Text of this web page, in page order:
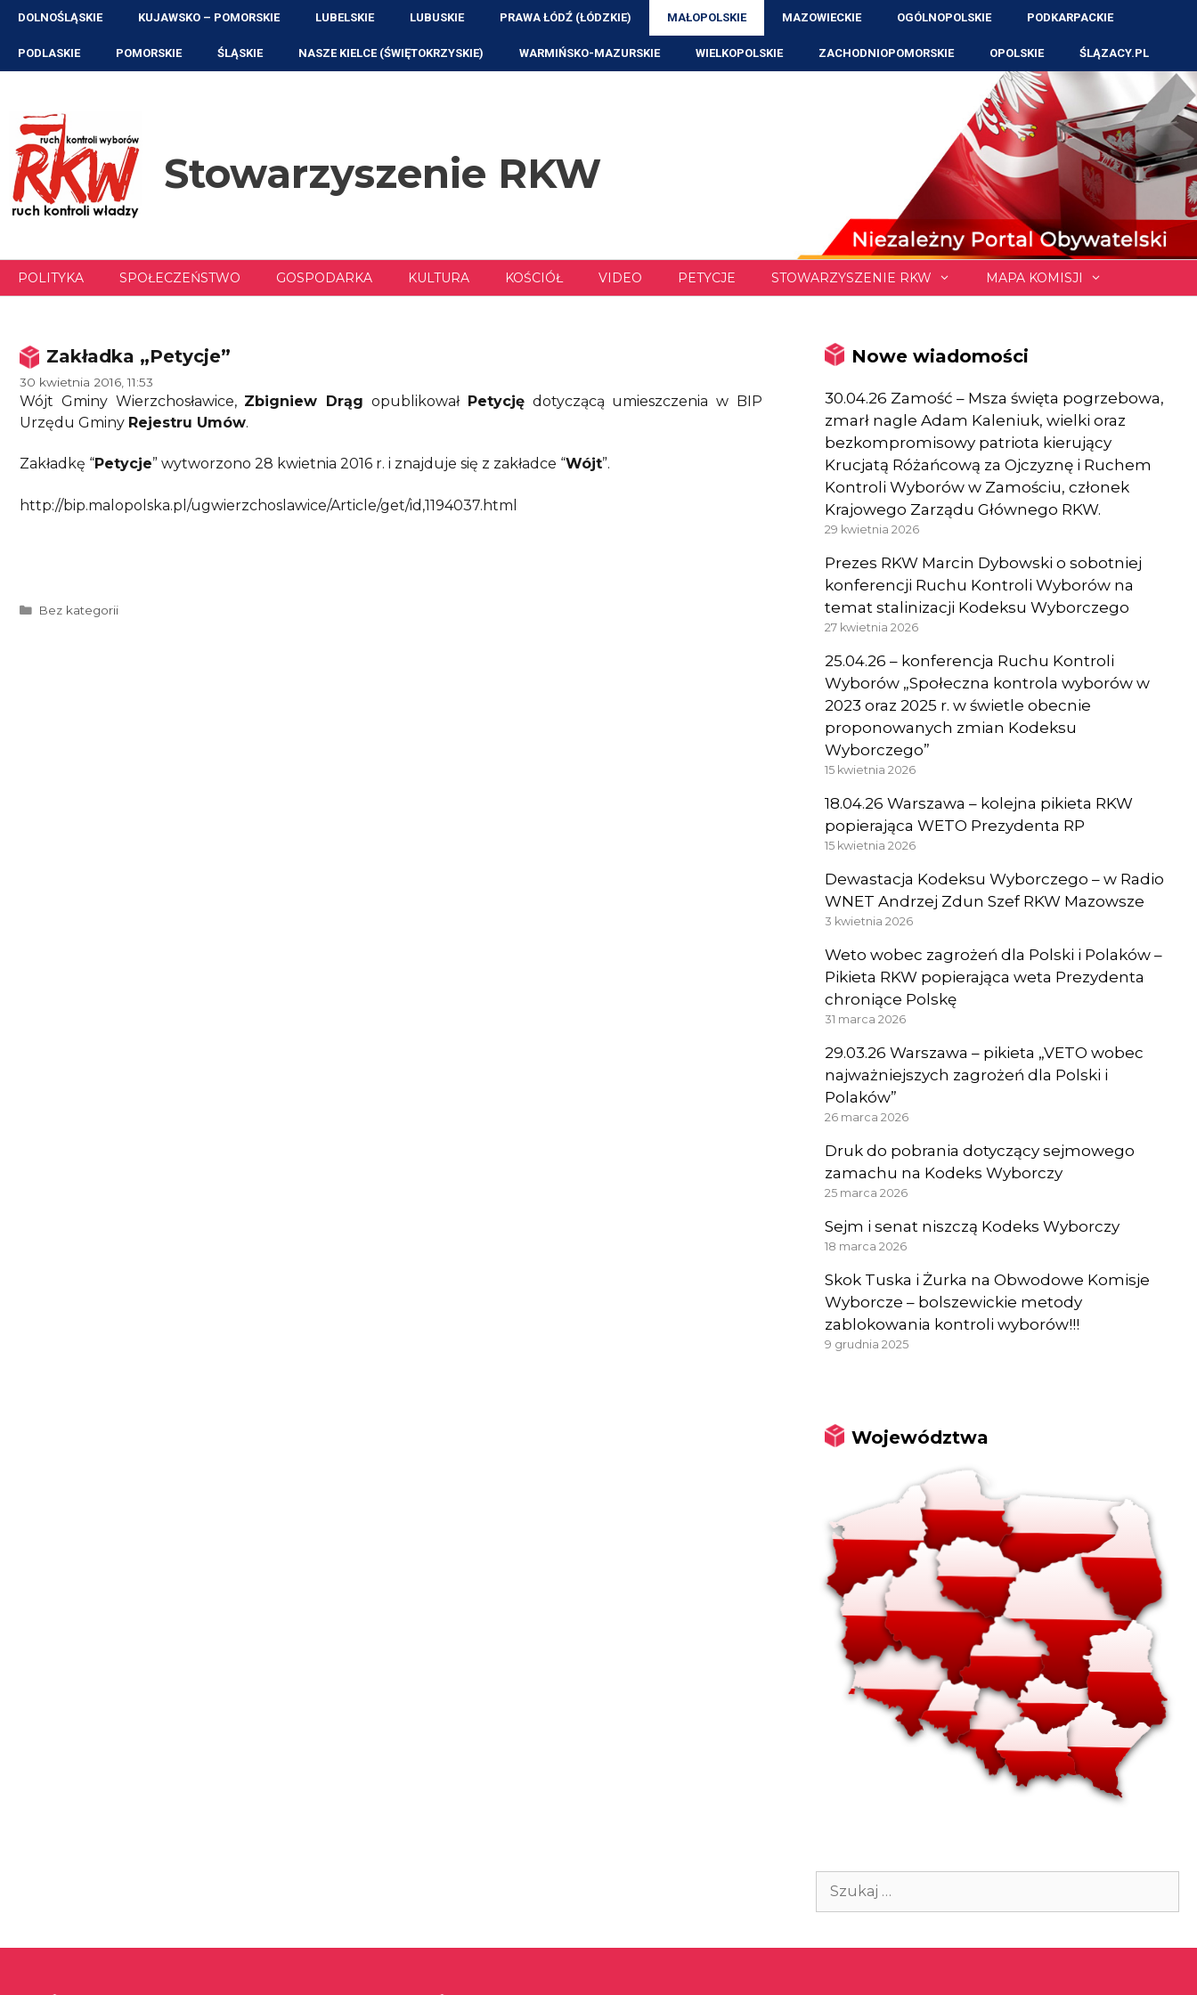
Przejdź
treści
DOLNOŚLĄSKIE KUJAWSKO – POMORSKIE LUBELSKIE LUBUSKIE PRAWA ŁÓDŹ (ŁÓDZKIE) MAŁOPOLSKIE MAZOWIECKIE OGÓLNOPOLSKIE PODKARPACKIE
PODLASKIE POMORSKIE ŚLĄSKIE NASZE KIELCE (ŚWIĘTOKRZYSKIE) WARMIŃSKO-MAZURSKIE WIELKOPOLSKIE ZACHODNIOPOMORSKIE OPOLSKIE ŚLĄZACY.PL
Stowarzyszenie RKW
POLITYKA SPOŁECZEŃSTWO GOSPODARKA KULTURA KOŚCIÓŁ VIDEO PETYCJE STOWARZYSZENIE RKW MAPA KOMISJI
Zakładka „Petycje”
30 kwietnia 2016, 11:53
Wójt Gminy Wierzchosławice, Zbigniew Drąg opublikował Petycjędotyczącą umieszczenia w BIP
Urzędu Gminy Rejestru Umów.
Zakładkę “Petycje” wytworzono 28 kwietnia 2016 r. i znajduje się z zakładce “Wójt”.
http://bip.malopolska.pl/ugwierzchoslawice/Article/get/id,1194037.html
Kategorie
Bez kategorii
Nowe wiadomości
30.04.26 Zamość – Msza święta pogrzebowa,
zmarł nagle Adam Kaleniuk, wielki oraz
bezkompromisowy patriota kierujący
Krucjatą Różańcową za Ojczyznę i Ruchem
Kontroli Wyborów w Zamościu, członek
Krajowego Zarządu Głównego RKW.
29 kwietnia 2026
Prezes RKW Marcin Dybowski o sobotniej
konferencji Ruchu Kontroli Wyborów na
temat stalinizacji Kodeksu Wyborczego
27 kwietnia 2026
25.04.26 – konferencja Ruchu Kontroli
Wyborów „Społeczna kontrola wyborów w
2023 oraz 2025 r. w świetle obecnie
proponowanych zmian Kodeksu
Wyborczego”
15 kwietnia 2026
18.04.26 Warszawa – kolejna pikieta RKW
popierająca WETO Prezydenta RP
15 kwietnia 2026
Dewastacja Kodeksu Wyborczego – w Radio
WNET Andrzej Zdun Szef RKW Mazowsze
3 kwietnia 2026
Weto wobec zagrożeń dla Polski i Polaków –
Pikieta RKW popierająca weta Prezydenta
chroniące Polskę
31 marca 2026
29.03.26 Warszawa – pikieta „VETO wobec
najważniejszych zagrożeń dla Polski i
Polaków”
26 marca 2026
Druk do pobrania dotyczący sejmowego
zamachu na Kodeks Wyborczy
25 marca 2026
Sejm i senat niszczą Kodeks Wyborczy
18 marca 2026
Skok Tuska i Żurka na Obwodowe Komisje
Wyborcze – bolszewickie metody
zablokowania kontroli wyborów!!!
9 grudnia 2025
Województwa
Szukaj: